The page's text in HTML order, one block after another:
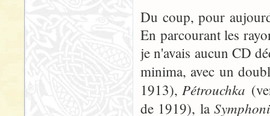
Du coup, pour
En parcourant les
je n'avais aucun CD
minima, avec un
1913), Pétrouchka
de 1919), la